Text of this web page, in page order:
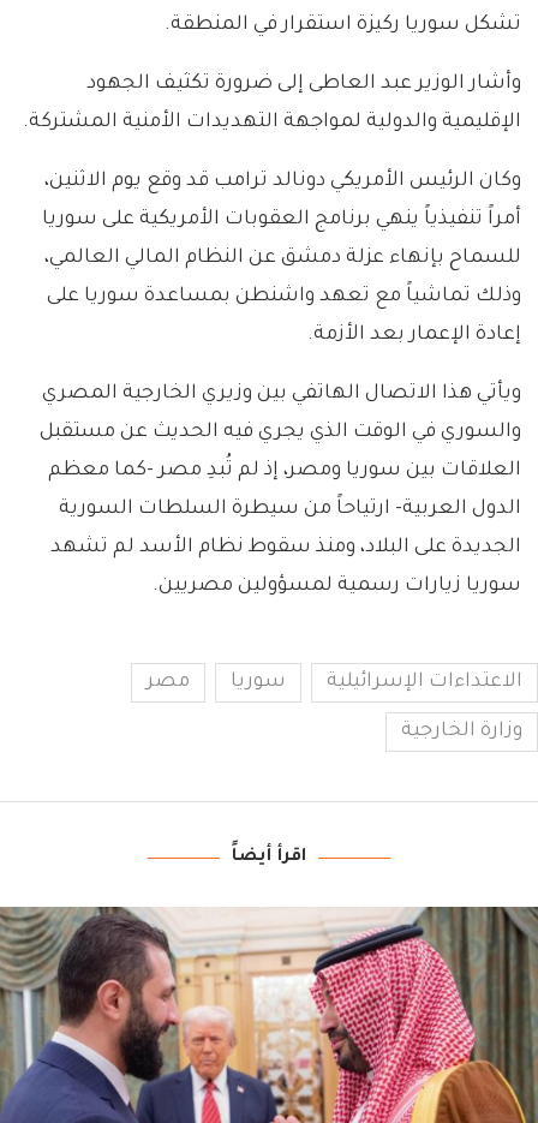
تشكل سوريا ركيزة استقرار في المنطقة.
وأشار الوزير عبد العاطى إلى ضرورة تكثيف الجهود
الإقليمية والدولية لمواجهة التهديدات الأمنية المشتركة.
وكان الرئيس الأمريكي دونالد ترامب قد وقع يوم الاثنين،
أمراً تنفيذياً ينهي برنامج العقوبات الأمريكية على سوريا
للسماح بإنهاء عزلة دمشق عن النظام المالي العالمي،
وذلك تماشياً مع تعهد واشنطن بمساعدة سوريا على
إعادة الإعمار بعد الأزمة.
ويأتي هذا الاتصال الهاتفي بين وزيري الخارجية المصري
والسوري في الوقت الذي يجري فيه الحديث عن مستقبل
العلاقات بين سوريا ومصر، إذ لم تُبدِ مصر -كما معظم
الدول العربية- ارتياحاً من سيطرة السلطات السورية
الجديدة على البلاد، ومنذ سقوط نظام الأسد لم تشهد
سوريا زيارات رسمية لمسؤولين مصريين.
الاعتداءات الإسرائيلية سوريا مصر
وزارة الخارجية
اقرأ أيضاً